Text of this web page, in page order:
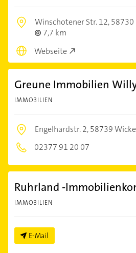
Winschotener Str. 12,58730
7,7 km
Webseite
Greune Immobilien
IMMOBILIEN
Engelhardstr. 2,58739
02377 91 20 07
Ruhrland -
IMMOBILIEN
E-Mail